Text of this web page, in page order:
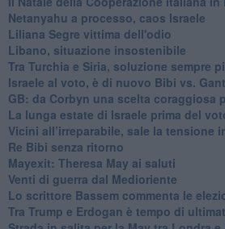
Netanyahu a processo, caos Israele
Liliana Segre vittima dell'odio
Libano, situazione insostenibile
Tra Turchia e Siria, soluzione sempre
Israele al voto, è di nuovo Bibi vs.
GB: da Corbyn una scelta coraggiosa
La lunga estate di Israele prima del
Vicini all’irreparabile, sale la tensione
Re Bibi senza ritorno
Mayexit: Theresa May ai saluti
Venti di guerra dal Medioriente
Lo scrittore Bassem commenta le
Tra Trump e Erdogan è tempo di